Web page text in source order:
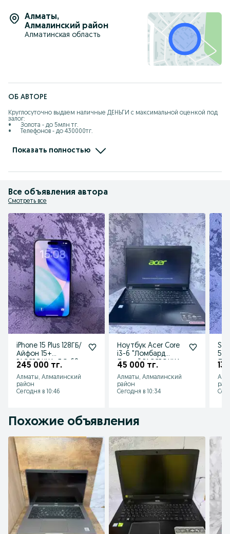
Алматы,
Алмалинский район
Алматинская область
ОБ АВТОРЕ
Круглосуточно выдаем наличные ДЕНЬГИ с максимальной оценкой под
залог:
•	Золота - до 5млн тг.
•	Телефонов - до 430000тг.
•	Займ без скрытых комиссии
•	Перерасчет, % по факту (1 день)
•       Частичное погашение
Звоните, приходите, работаем 24/7
«ДОРОГО ЦЕНИМ, БЕРЕЖНО ХРАНИМ»
Показать полностью
Все объявления автора
Смотреть все
iPhone 15 Plus 128ГБ/
Айфон 15+
РАССРОЧКА ДО 60
Лидер
245 000 тг.
Алматы, Алмалинский
район
Сегодня в 10:46
Ноутбук Acer Core
i3-6 "Ломбард
Лидер" РАССРОЧКА
45 000 тг.
Алматы, Алмалинский
район
Сегодня в 10:34
5G
Похожие объявления